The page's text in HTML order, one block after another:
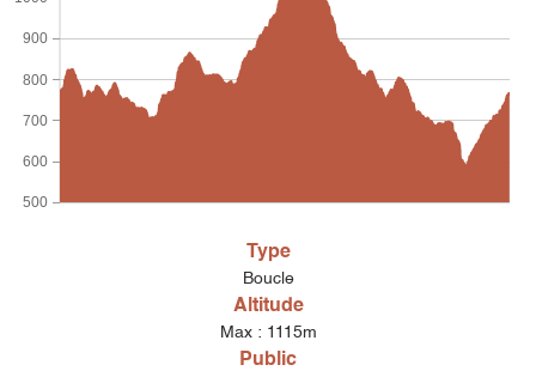
500
600
700
800
900
Type
Boucle
Altitude
Max : 1115m
Public